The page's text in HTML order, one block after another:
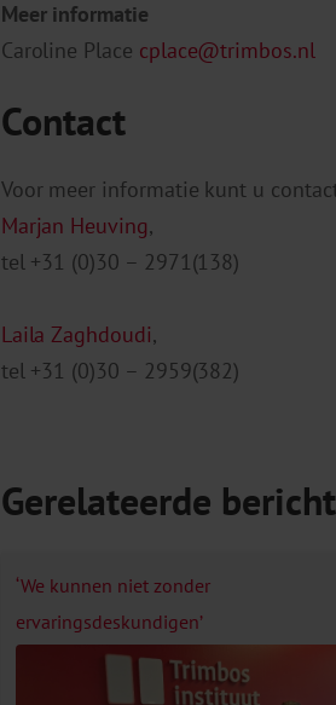
Meer informatie
Caroline Place cplace@trimbos.nl
Contact
Voor meer informatie kunt u
Marjan Heuving,
tel +31 (0)30 – 2971(138)
Laila Zaghdoudi,
tel +31 (0)30 – 2959(382)
Gerelateerde
‘We kunnen niet zonder
ervaringsdeskundigen’